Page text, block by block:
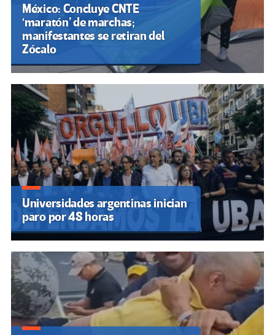
México: Concluye CNTE
‘maratón’ de marchas;
manifestantes se retiran del
Zócalo
Universidades argentinas inician
paro por 48 horas